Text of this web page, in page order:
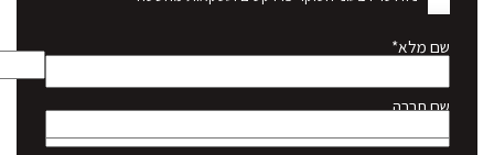
שם מלא*
שם חברה